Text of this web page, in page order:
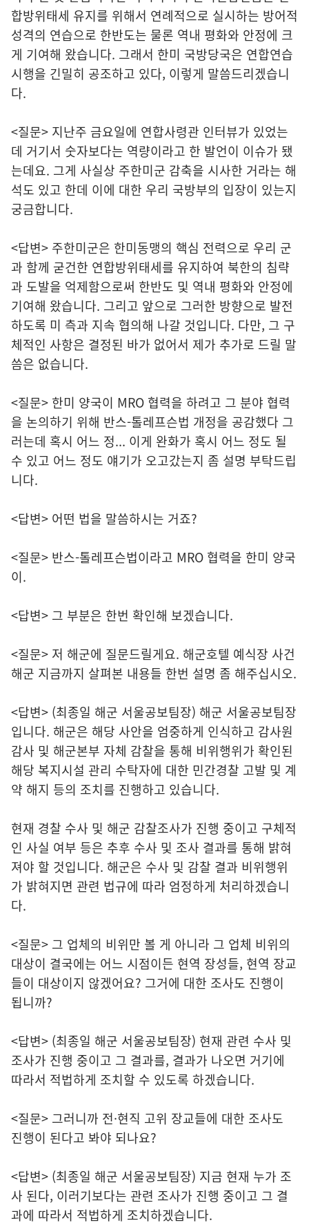
합방위태세 유지를 위해서 연례적으로 실시하는 방어적
성격의 연습으로 한반도는 물론 역내 평화와 안정에 크
게 기여해 왔습니다. 그래서 한미 국방당국은 연합연습
시행을 긴밀히 공조하고 있다, 이렇게 말씀드리겠습니
다.
<질문> 지난주 금요일에 연합사령관 인터뷰가 있었는
데 거기서 숫자보다는 역량이라고 한 발언이 이슈가 됐
는데요. 그게 사실상 주한미군 감축을 시사한 거라는 해
석도 있고 한데 이에 대한 우리 국방부의 입장이 있는지
궁금합니다.
<답변> 주한미군은 한미동맹의 핵심 전력으로 우리 군
과 함께 굳건한 연합방위태세를 유지하여 북한의 침략
과 도발을 억제함으로써 한반도 및 역내 평화와 안정에
기여해 왔습니다. 그리고 앞으로 그러한 방향으로 발전
하도록 미 측과 지속 협의해 나갈 것입니다. 다만, 그 구
체적인 사항은 결정된 바가 없어서 제가 추가로 드릴 말
씀은 없습니다.
<질문> 한미 양국이 MRO 협력을 하려고 그 분야 협력
을 논의하기 위해 반스-톨레프슨법 개정을 공감했다 그
러는데 혹시 어느 정... 이게 완화가 혹시 어느 정도 될
수 있고 어느 정도 얘기가 오고갔는지 좀 설명 부탁드립
니다.
<답변> 어떤 법을 말씀하시는 거죠?
<질문> 반스-톨레프슨법이라고 MRO 협력을 한미 양국
이.
<답변> 그 부분은 한번 확인해 보겠습니다.
<질문> 저 해군에 질문드릴게요. 해군호텔 예식장 사건
해군 지금까지 살펴본 내용들 한번 설명 좀 해주십시오.
<답변> (최종일 해군 서울공보팀장) 해군 서울공보팀장
입니다. 해군은 해당 사안을 엄중하게 인식하고 감사원
감사 및 해군본부 자체 감찰을 통해 비위행위가 확인된
해당 복지시설 관리 수탁자에 대한 민간경찰 고발 및 계
약 해지 등의 조치를 진행하고 있습니다.
현재 경찰 수사 및 해군 감찰조사가 진행 중이고 구체적
인 사실 여부 등은 추후 수사 및 조사 결과를 통해 밝혀
져야 할 것입니다. 해군은 수사 및 감찰 결과 비위행위
가 밝혀지면 관련 법규에 따라 엄정하게 처리하겠습니
다.
<질문> 그 업체의 비위만 볼 게 아니라 그 업체 비위의
대상이 결국에는 어느 시점이든 현역 장성들, 현역 장교
들이 대상이지 않겠어요? 그거에 대한 조사도 진행이
됩니까?
<답변> (최종일 해군 서울공보팀장) 현재 관련 수사 및
조사가 진행 중이고 그 결과를, 결과가 나오면 거기에
따라서 적법하게 조치할 수 있도록 하겠습니다.
<질문> 그러니까 전·현직 고위 장교들에 대한 조사도
진행이 된다고 봐야 되나요?
<답변> (최종일 해군 서울공보팀장) 지금 현재 누가 조
사 된다, 이러기보다는 관련 조사가 진행 중이고 그 결
과에 따라서 적법하게 조치하겠습니다.